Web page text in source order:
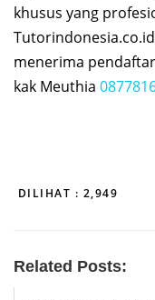
khusus yang
menerima
kak Meuthia
DILIHAT : 2,949
Related Posts: